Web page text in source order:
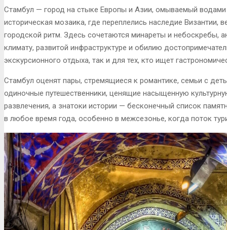
Стамбул — город на стыке Европы и Азии, омываемый
историческая мозаика, где переплелись наследие Византии,
городской ритм. Здесь сочетаются минареты и небоскребы,
климату, развитой инфраструктуре и обилию
экскурсионного отдыха, так и для тех, кто ищет
Стамбул оценят пары, стремящиеся к романтике, семьи с
одиночные путешественники, ценящие насыщенную
развлечения, а знатоки истории — бесконечный список
в любое время года, особенно в межсезонье, когда поток